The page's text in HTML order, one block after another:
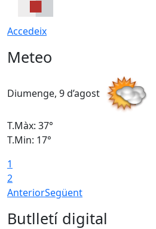
Accedeix
Meteo
Diumenge, 9 d’agost
T.Màx: 37°
T.Min: 17°
1
2
AnteriorSegüent
Butlletí digital